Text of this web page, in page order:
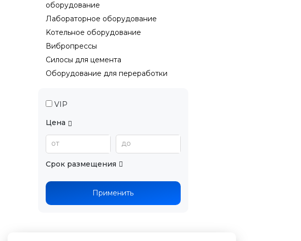
оборудование
Лабораторное оборудование
Kотельное оборудование
Вибропрессы
Силосы для цемента
Оборудование для переработки
VIP
Цена
от до
Срок размещения
Применить